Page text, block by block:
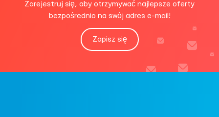
Zarejestruj się, aby otrzymywać najlepsze oferty
bezpośrednio na swój adres e-mail!
Zapisz się